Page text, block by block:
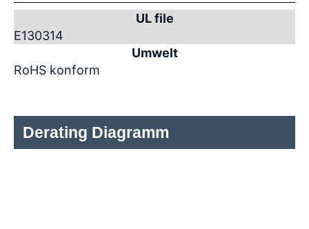
UL file
E130314
Umwelt
RoHS konform
Derating Diagramm